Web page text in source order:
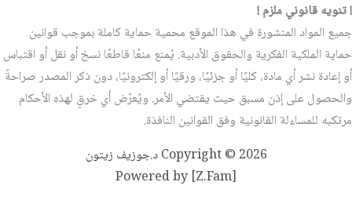
! تنويه قانوني ملزم !
جميع المواد المنشورة في هذا الموقع محمية حماية كاملة بموجب قوانين
حماية الملكية الفكرية والحقوق الأدبية. يُمنع منعًا قاطعًا نسخ أو نقل أو اقتباس
أو إعادة نشر أي مادة، كليًا أو جزئيًا، ورقيًا أو إلكترونيًا، دون ذكر المصدر صراحةً
والحصول على إذن مسبق حيث يقتضي الأمر. ويُعرّض أي خرقٍ لهذه الأحكام
مرتكبه للمساءلة القانونية وفق القوانين النافذة.
Copyright © 2026 د.جوزيف زيتون
Powered by [Z.Fam]